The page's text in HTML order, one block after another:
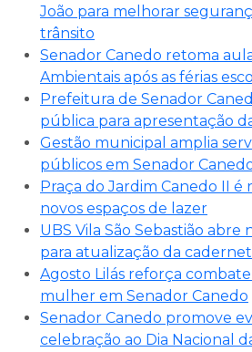
João para melhorar
trânsito
Senador Canedo retoma
Ambientais após as férias
Prefeitura de Senador
pública para apresentação
Gestão municipal amplia
públicos em Senador
Praça do Jardim Canedo II é
novos espaços de lazer
UBS Vila São Sebastião abre
para atualização da
Agosto Lilás reforça
mulher em Senador Canedo
Senador Canedo promove
celebração ao Dia Nacional